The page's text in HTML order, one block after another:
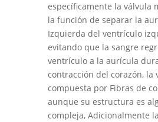
específicamente la válvula
la función de separar la
Izquierda del ventrículo
evitando que la sangre
ventrículo a la aurícula
contracción del corazón, la
compuesta por Fibras de
aunque su estructura es
compleja, Adicionalmente